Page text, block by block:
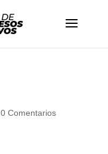
0 Comentarios